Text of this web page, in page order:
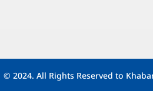
© 2024. All Rights Reserved to